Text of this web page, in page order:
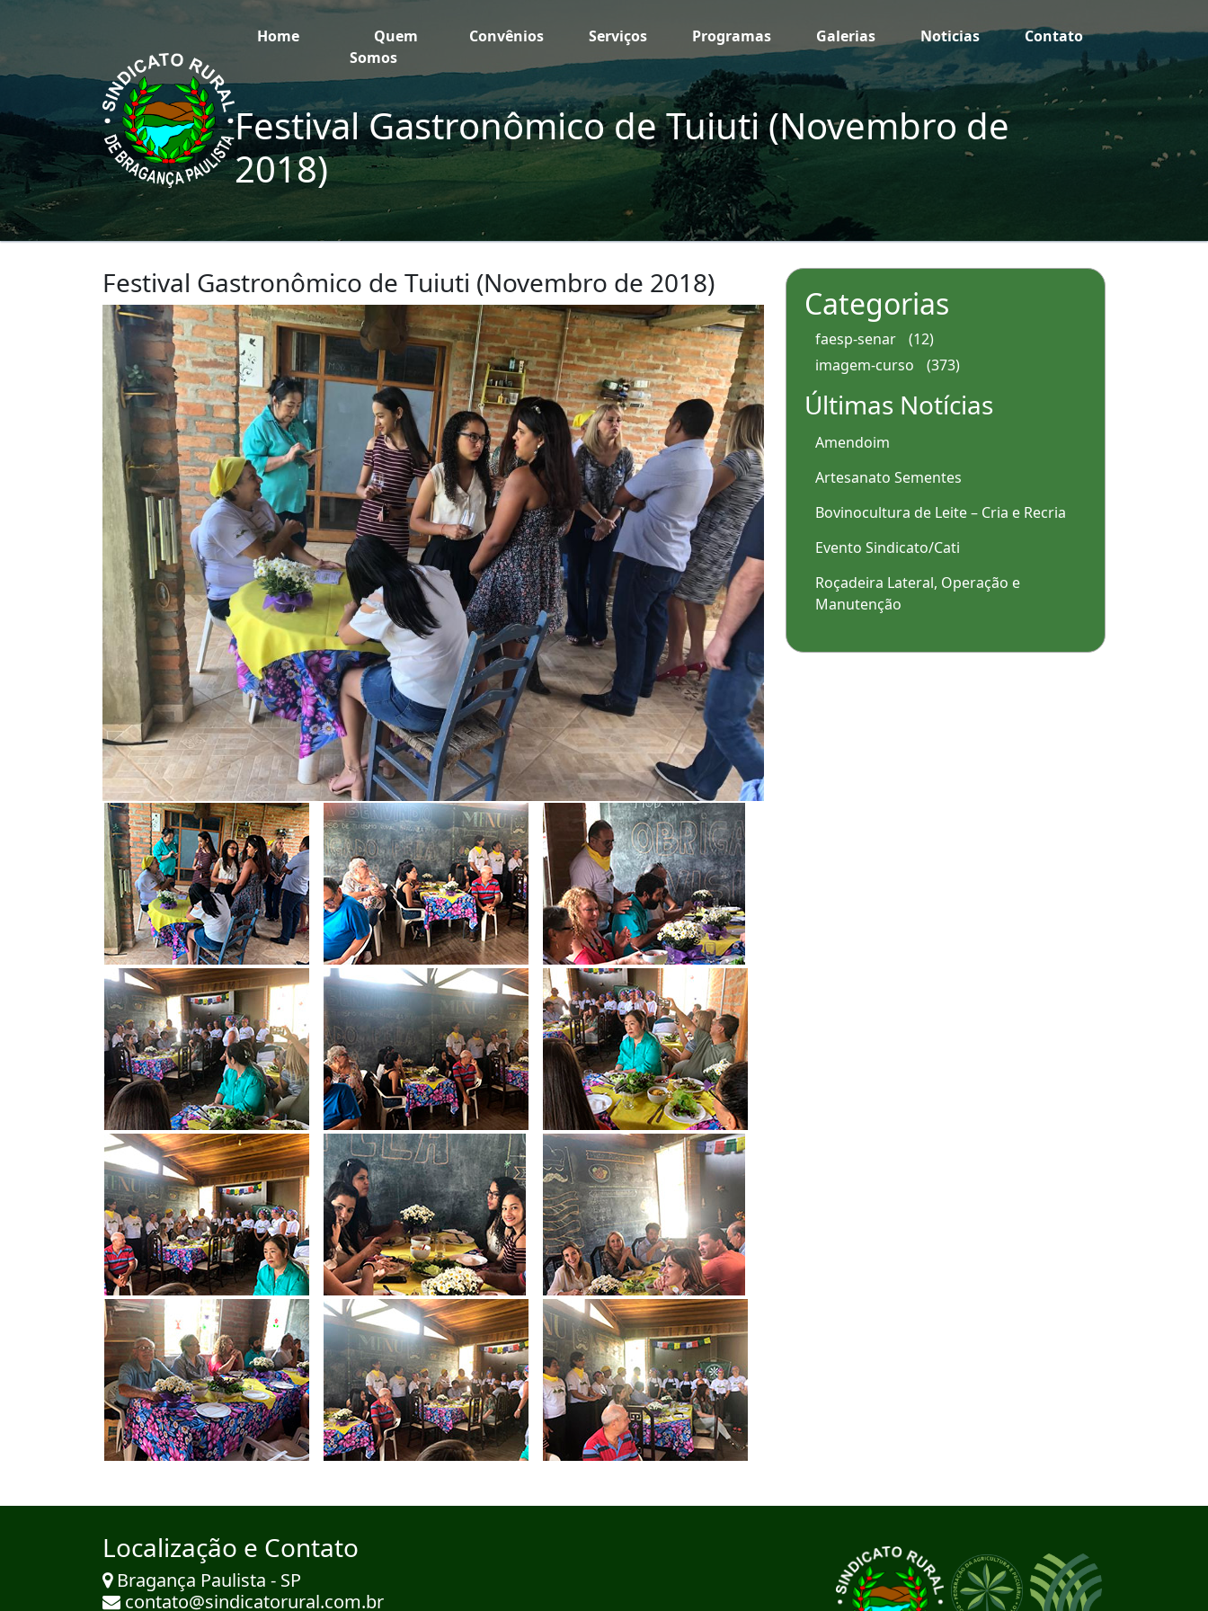
Home
Quem
Somos
Convênios Serviços Programas Galerias Noticias Contato
Festival Gastronômico de Tuiuti (Novembro de
2018)
Festival Gastronômico de Tuiuti (Novembro de 2018)
Categorias
faesp-senar
(12)
imagem-curso
(373)
Últimas Notícias
Amendoim
Artesanato Sementes
Bovinocultura de Leite – Cria e Recria
Evento Sindicato/Cati
Roçadeira Lateral, Operação e
Manutenção
Localização e Contato
Bragança Paulista - SP
contato@sindicatorural.com.br